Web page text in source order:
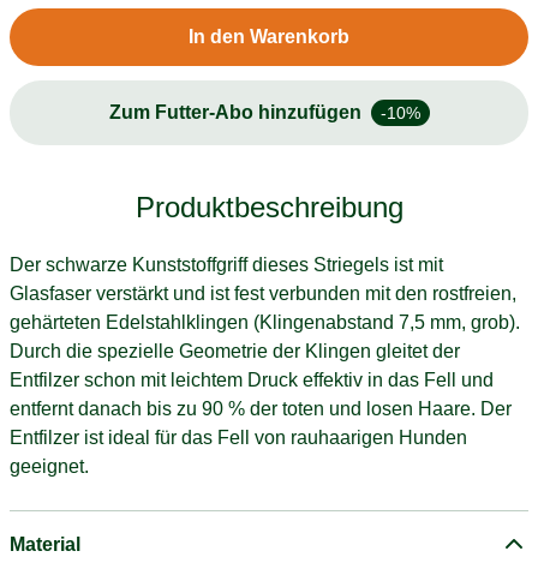
In den Warenkorb
Zum Futter-Abo hinzufügen -10%
Produktbeschreibung
Der schwarze Kunststoffgriff dieses Striegels ist mit
Glasfaser verstärkt und ist fest verbunden mit den rostfreien,
gehärteten Edelstahlklingen (Klingenabstand 7,5 mm, grob).
Durch die spezielle Geometrie der Klingen gleitet der
Entfilzer schon mit leichtem Druck effektiv in das Fell und
entfernt danach bis zu 90 % der toten und losen Haare. Der
Entfilzer ist ideal für das Fell von rauhaarigen Hunden
geeignet.
Material